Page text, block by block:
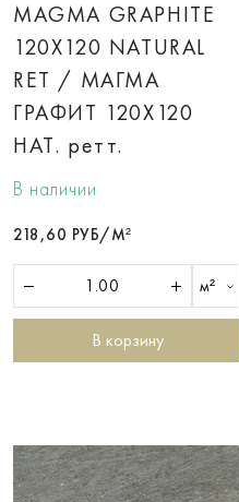
MAGMA GRAPHITE
120X120 NATURAL
RET / МАГМА
ГРАФИТ 120X120
НАТ. ретт.
В наличии
218,60 РУБ/М²
м²
В корзину